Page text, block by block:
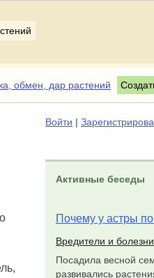
обмен, дар растений
Войти |
Активные беседы
Почему у астры
Вредители и
Посадила весной
развивались